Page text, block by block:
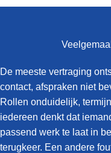
De meeste vertraging
contact, afspraken niet
Rollen onduidelijk,
iedereen denkt dat
passend werk te laat in
terugkeer. Een andere